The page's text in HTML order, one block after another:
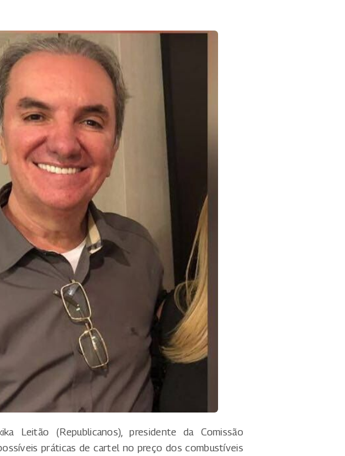
Leitão (Republicanos), presidente da Comissão
práticas de cartel no preço dos combustíveis